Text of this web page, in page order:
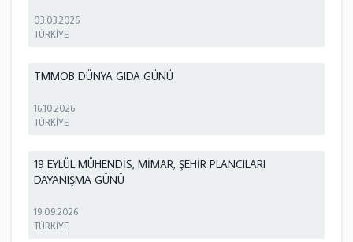
03.03.2026
TÜRKİYE
TMMOB DÜNYA GIDA GÜNÜ
16.10.2026
TÜRKİYE
19 EYLÜL MÜHENDİS, MİMAR, ŞEHİR PLANCILARI
DAYANIŞMA GÜNÜ
19.09.2026
TÜRKİYE